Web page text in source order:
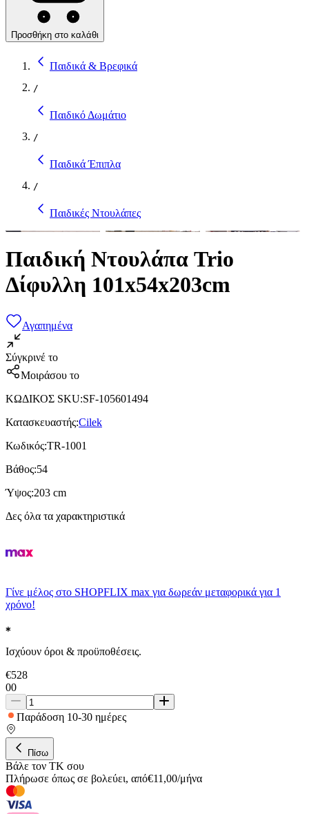
Προσθήκη στο καλάθι
Παιδικά & Βρεφικά
/
Παιδικό Δωμάτιο
/
Παιδικά Έπιπλα
/
Παιδικές Ντουλάπες
Παιδική Ντουλάπα Trio
Δίφυλλη 101x54x203cm
Αγαπημένα
Σύγκρινέ το
Μοιράσου το
ΚΩΔΙΚΟΣ SKU:SF-105601494
Κατασκευαστής:Cilek
Κωδικός:TR-1001
Βάθος:54
Ύψος:203 cm
Δες όλα τα χαρακτηριστικά
Γίνε μέλος στο SHOPFLIX max για δωρεάν μεταφορικά για 1
χρόνο!
Ισχύουν όροι & προϋποθέσεις.
€528
00
Παράδοση 10-30 ημέρες
Πίσω
Βάλε τον ΤΚ σου
Πλήρωσε όπως σε βολεύει, από€11,00/μήνα